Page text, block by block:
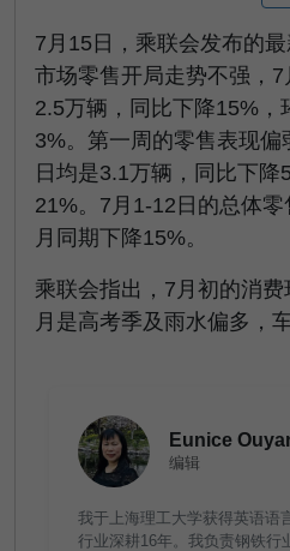
7月15日，乘联会发布的
市场零售开局走势不强，
2.5万辆，同比下降15%，
3%。第一周的零售表现偏
日均是3.1万辆，同比下
21%。7月1-12日的总体
月同期下降15%。
乘联会指出，7月初的消
月是高考季及雨水偏多，
Eunice
编辑
我于上海理工大学获得英语语
行业深耕16年。我负责钢铁行